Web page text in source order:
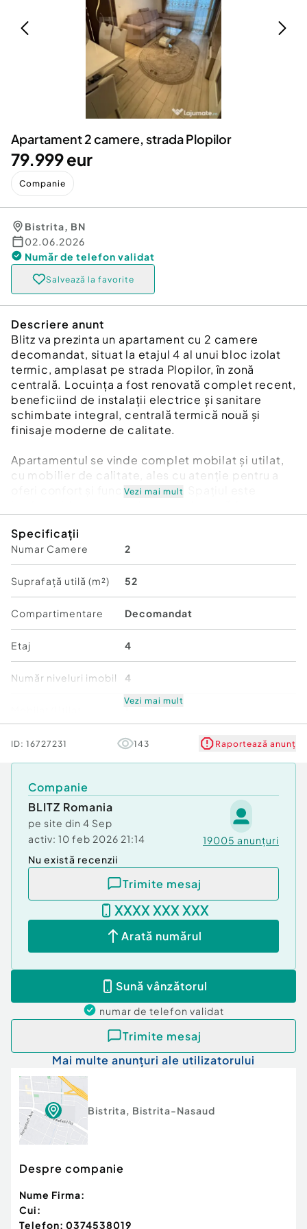
Servicii
Animale de companie
Afaceri și echipamente profesionale
Inchiriere Bunuri si Vehicule
Utilaje agricole si industriale
Piese auto si accesorii
Apartament 2 camere, strada Plopilor
79.999 eur
Companie
Bistrita, BN
02.06.2026
Număr de telefon validat
Salvează la favorite
Descriere anunt
Blitz va prezinta un apartament cu 2 camere
decomandat, situat la etajul 4 al unui bloc izolat
termic, amplasat pe strada Plopilor, în zonă
centrală. Locuința a fost renovată complet recent,
beneficiind de instalații electrice și sanitare
schimbate integral, centrală termică nouă și
finisaje moderne de calitate.
Apartamentul se vinde complet mobilat și utilat,
cu mobilier de calitate, ales cu atenție pentru a
oferi confort și funcționalitate. Spațiul este
suplimentare. Acces facil către mijloace de
transport, magazine, instituții și alte puncte de
interes din zonă.
Cod ofertă / ID BLITZ: P161729
Id intern: P161729
Confort:1
Tip imobil:
Bloc de apartamente
Număr Băi:
Vezi mai mult
Specificații
Numar Camere 2
Suprafață utilă (m²) 52
Compartimentare Decomandat
Etaj 4
Număr niveluri imobil 4
Stare Bună
Vezi mai mult
ID: 16727231 143 Raportează anunț
Companie
BLITZ Romania
pe site din 4 Sep
activ: 10 feb 2026 21:14 19005 anunțuri
Nu există recenzii
Trimite mesaj
XXXX XXX XXX
Arată numărul
Sună vânzătorul
numar de telefon validat
Trimite mesaj
Mai multe anunțuri ale utilizatorului
Bistrita, Bistrita-Nasaud
Despre companie
Nume Firma:
Cui:
Telefon: 0374538019